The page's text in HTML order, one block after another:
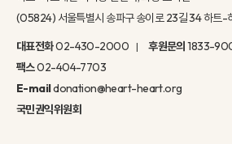
(05824) 서울특별시 송파구 송이로 23길 34 하트-
대표전화02-430-2000 후원문의 1833-
팩스02-404-7703
E-maildonation@heart-heart.org
국민권익위원회